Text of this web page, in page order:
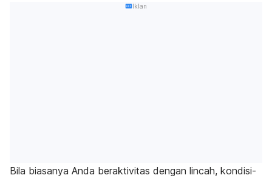
Iklan
Bila biasanya Anda beraktivitas dengan lincah, kondisi-